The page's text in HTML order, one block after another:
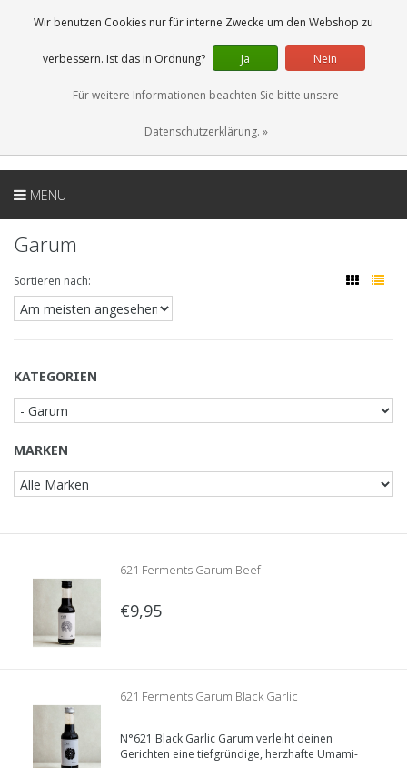
0 Artikel
DE
MENU
Garum
Sortieren nach:
KATEGORIEN
MARKEN
621 Ferments Garum Beef
€9,95
621 Ferments Garum Black Garlic
N°621 Black Garlic Garum verleiht deinen
Gerichten eine tiefgründige, herzhafte Umami-
Wir benutzen Cookies nur für interne Zwecke um den Webshop zu
verbessern. Ist das in Ordnung? Ja Nein
Für weitere Informationen beachten Sie bitte unsere
Datenschutzerklärung. »